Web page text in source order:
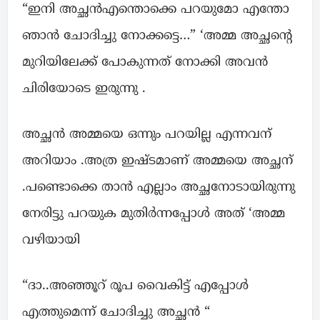
“ഇനി അച്ഛൻഎന്തൊക്കെ പറയുമോ എന്തോ
ഞാൻ ചോദിച്ചു നോക്കട്ടെ…” ‘അമ്മ അച്ഛന്റെ
മുറിയിലേക്ക് പോകുന്നത് നോക്കി അവൻ
ചിരിയോടെ ഇരുന്നു .
അച്ഛൻ അമ്മയെ ഒന്നും പറയില്ല എന്നവന്
അറിയാം .അത്ര ഇഷ്ടമാണ് അമ്മയെ അച്ഛന്
.പണ്ടൊക്കെ താൻ എല്ലാം അച്ഛനോടായിരുന്നു
നേരിട്ടു പറയുക മുതിർന്നപ്പോൾ അത് ‘അമ്മ
വഴിയായി
“ദാ..അഞ്ഞൂറ് രൂപ വൈകിട്ട് എപ്പോൾ
എത്തുമെന്ന് ചോദിച്ചു അച്ഛൻ “